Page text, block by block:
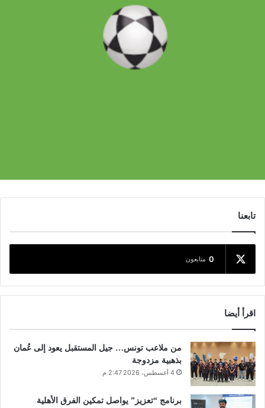
تابعنا
0 متابعون
اقرأ أيضا
من ملاعب تونس… جيل المستقبل يعود إلى عُمان
بذهبية مزدوجة
4 أغسطس، 2026 2:47 م
برنامج “تعزيز” يواصل تمكين الفرق الأهلية